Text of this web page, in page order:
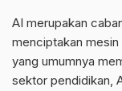
AI merupakan
menciptakan
yang umumnya
sektor pendidikan,